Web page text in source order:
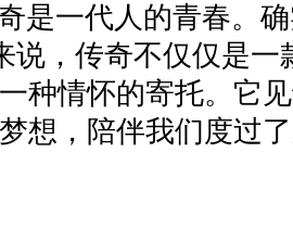
是一代人的青春。
说，传奇不仅仅是
种情怀的寄托。它
想，陪伴我们度过